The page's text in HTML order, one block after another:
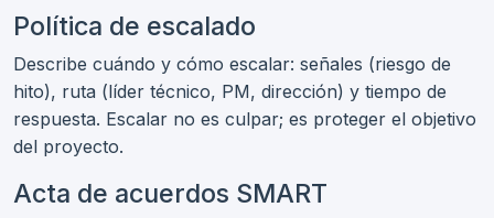
Política de escalado
Describe cuándo y cómo escalar: señales (riesgo de
hito), ruta (líder técnico, PM, dirección) y tiempo de
respuesta. Escalar no es culpar; es proteger el objetivo
del proyecto.
Acta de acuerdos SMART